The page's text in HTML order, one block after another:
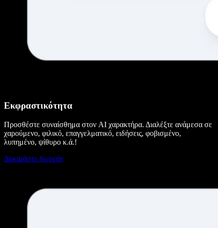
Εκφραστικότητα
Προσθέστε συναίσθημα στον AI χαρακτήρα. Διαλέξτε ανάμεσα σε
χαρούμενο, φιλικό, επαγγελματικό, ειδήσεις, φοβισμένο,
λυπημένο, ψίθυρο κ.ά.!
Δοκιμάστε δωρεάν